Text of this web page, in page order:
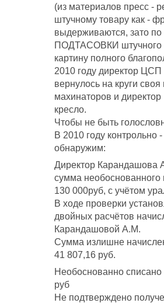
(из материалов пресс -
штучному товару как -
выдерживаются, зато
ПОДТАСОВКИ штучного
картину полного
2010 году директор
вернулось на круги
махинаторов и
кресло.
Чтобы не быть
В 2010 году
обнаружим:
Директор Карандашова
сумма
130 000руб, с учётом
В ходе проверки
двойных расчётов
Карандашовой А.М.
Сумма излишне
41 807,16 руб.
Необоснованно списано
руб
Не подтверждено